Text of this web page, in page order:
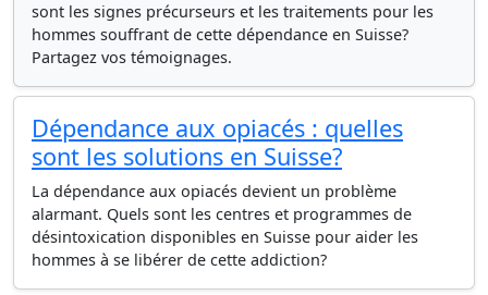
sont les signes précurseurs et les traitements pour les
hommes souffrant de cette dépendance en Suisse?
Partagez vos témoignages.
Dépendance aux opiacés : quelles
sont les solutions en Suisse?
La dépendance aux opiacés devient un problème
alarmant. Quels sont les centres et programmes de
désintoxication disponibles en Suisse pour aider les
hommes à se libérer de cette addiction?